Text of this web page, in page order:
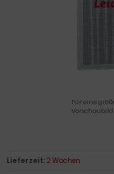
Für eine
Vorschaubild
Lieferzeit: 2 Wochen